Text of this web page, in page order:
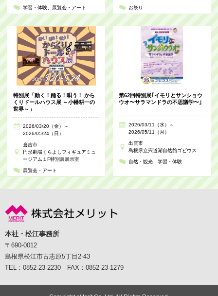
学習・体験 展覧会・アート お祭り
特別展「動く！踊る！唄う！ から
くりドールハウス展 ～小幡耕一の
世界～」
2026/03/20（金）～
2026/05/24（日）
倉吉市
円形劇場くらよしフィギュアミュ
ージアム１F特別展展示室
展覧会・アート
第62回特別展｢イモリとサンショウ
ウオ〜サラマンドラの不思議学〜｣
2026/03/11（水）～
2026/05/11（月）
出雲市
島根県立宍道湖自然館ゴビウス
自然・観光 学習・体験
本社・松江事務所
〒690-0012
島根県松江市古志原5丁目2-43
TEL：0852-23-2230 FAX：0852-23-1279